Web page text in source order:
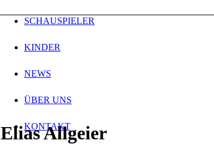
SCHAUSPIELER
KINDER
NEWS
ÜBER UNS
KONTAKT
Elias Allgeier